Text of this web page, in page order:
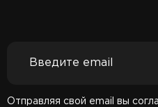
Отправляя свой email вы